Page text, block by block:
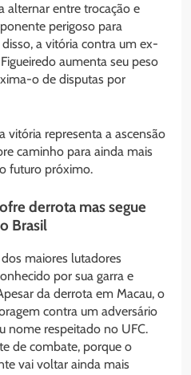
alternar entre trocação e
perigoso para
a vitória contra um ex-
aumenta seu peso
o de disputas por
vitória representa a ascensão
caminho para ainda mais
futuro próximo.
derrota mas segue
Brasil
maiores lutadores
por sua garra e
da derrota em Macau, o
contra um adversário
nome respeitado no UFC.
de combate, porque o
vai voltar ainda mais